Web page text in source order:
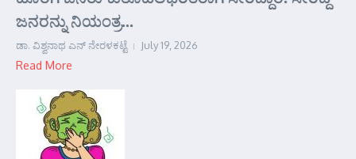
ಜನರನ್ನು ನಿಯಂತ್ರ...
ಡಾ. ವಿಶ್ವನಾಥ ಎನ್ ನೇರಳಕಟ್ಟೆ July 19, 2026
Read More